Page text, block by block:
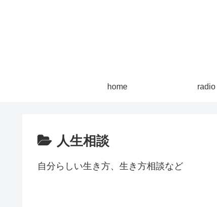
home radio
人生相談
自分らしい生き方、生き方相談など